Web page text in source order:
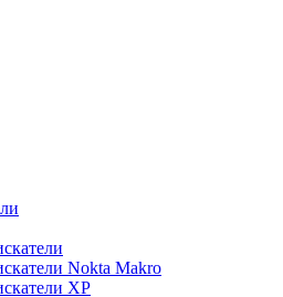
Nokta Makro
XP